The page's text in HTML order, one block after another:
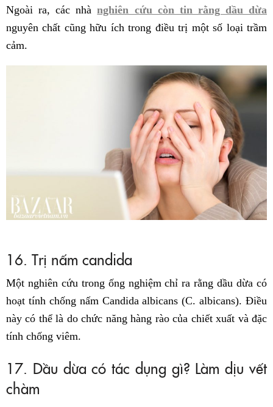
Ngoài ra, các nhànghiên cứu còn tin rằng dầu dừa
nguyên chất cũng hữu ích trong điều trị một số loại trầm
cảm.
16. Trị nấm candida
Một nghiên cứu trong ống nghiệm chỉ ra rằng dầu dừa có
hoạt tính chống nấm Candida albicans (C. albicans). Điều
này có thể là do chức năng hàng rào của chiết xuất và đặc
tính chống viêm.
17. Dầu dừa có tác dụng gì? Làm dịu vết
chàm